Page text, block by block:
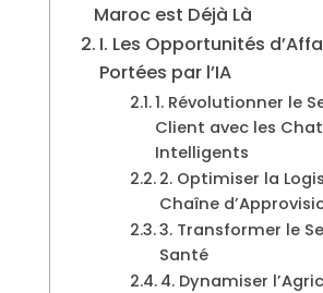
Maroc est Déjà Là
I. Les Opportunités
Portées par l’IA
1. Révolutionner le
Client avec les
Intelligents
2. Optimiser la
Chaîne
3. Transformer le
Santé
4. Dynamiser